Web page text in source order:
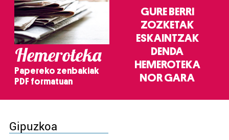
Hemeroteka
Papereko zenbakiak
PDF formatuan
GURE BERRI
ZOZKETAK
ESKAINTZAK
DENDA
HEMEROTEKA
NOR GARA
Gipuzkoa